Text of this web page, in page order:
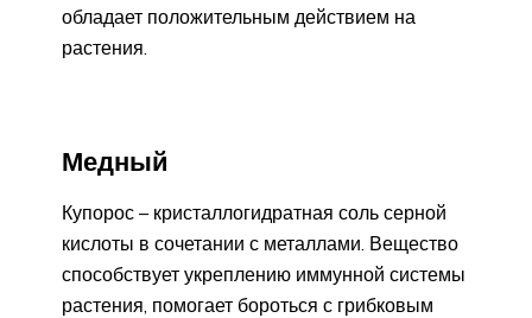
обладает положительным действием на
растения.
Медный
Купорос – кристаллогидратная соль серной
кислоты в сочетании с металлами. Вещество
способствует укреплению иммунной системы
растения, помогает бороться с грибковым